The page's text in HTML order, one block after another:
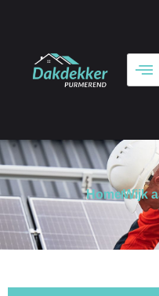
HomeWijk